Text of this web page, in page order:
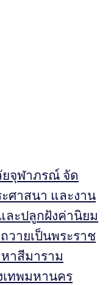
จุฬาภรณ์ จัด
ศาสนา และงาน
ะปลูกฝังค่านิยม
วายเป็นพระราช
าสีมาราม
เทพมหานคร